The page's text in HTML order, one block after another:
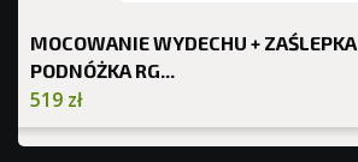
MOCOWANIE WYDECHU + ZAŚLEPKA
PODNÓŻKA RG...
519 zł